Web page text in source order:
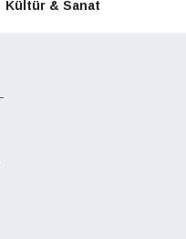
Kültür & Sanat